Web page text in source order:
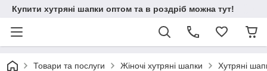
Купити хутряні шапки оптом та в роздріб можна тут!
Товари та послуги Жіночі хутряні шапки Хутряні